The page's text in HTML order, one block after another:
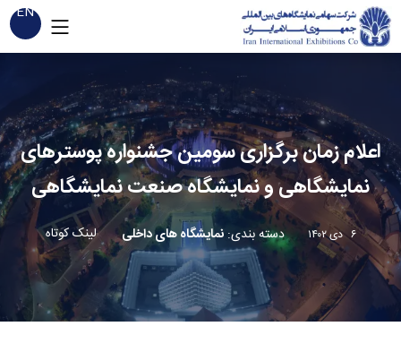
EN
اعلام زمان برگزاری سومین جشنواره پوسترهای
نمایشگاهی و نمایشگاه صنعت نمایشگاهی
۶ دی ۱۴۰۲ دسته بندی:نمایشگاه های داخلی لینک کوتاه